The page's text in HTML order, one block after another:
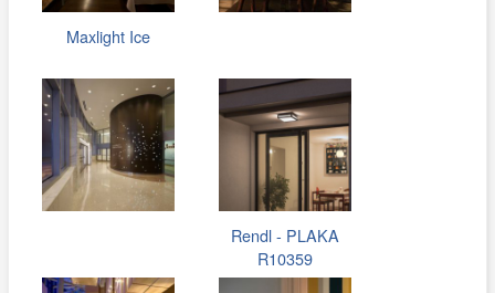
Maxlight Ice
Rendl - PLAKA
R10359